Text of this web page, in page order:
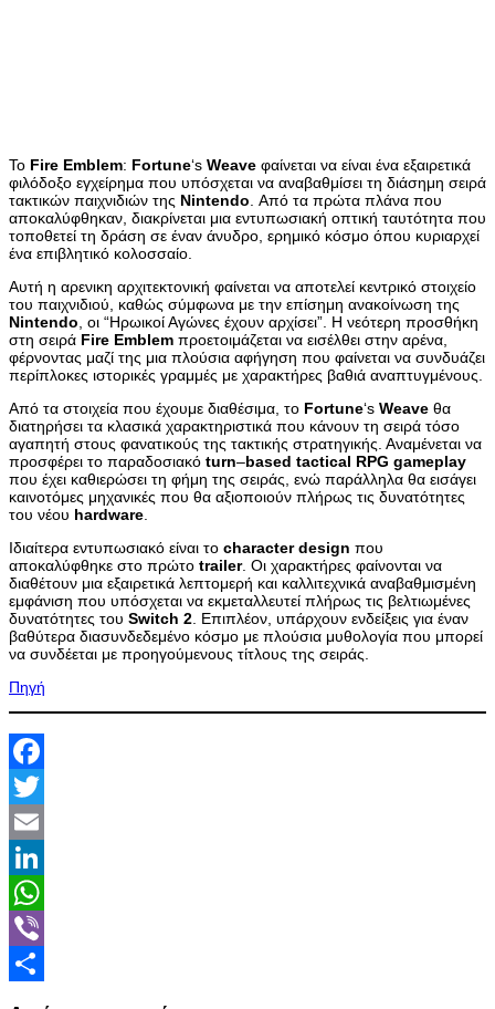
Το Fire Emblem: Fortune‘s Weave φαίνεται να είναι ένα εξαιρετικά
φιλόδοξο εγχείρημα που υπόσχεται να αναβαθμίσει τη διάσημη σειρά
τακτικών παιχνιδιών της Nintendo . Από τα πρώτα πλάνα που
αποκαλύφθηκαν, διακρίνεται μια εντυπωσιακή οπτική ταυτότητα που
τοποθετεί τη δράση σε έναν άνυδρο, ερημικό κόσμο όπου κυριαρχεί
ένα επιβλητικό κολοσσαίο.
Αυτή η αρενικη αρχιτεκτονική φαίνεται να αποτελεί κεντρικό στοιχείο
του παιχνιδιού, καθώς σύμφωνα με την επίσημη ανακοίνωση της
Nintendo , οι “Ηρωικοί Αγώνες έχουν αρχίσει”. Η νεότερη προσθήκη
στη σειρά Fire Emblem προετοιμάζεται να εισέλθει στην αρένα,
φέρνοντας μαζί της μια πλούσια αφήγηση που φαίνεται να συνδυάζει
περίπλοκες ιστορικές γραμμές με χαρακτήρες βαθιά αναπτυγμένους.
Από τα στοιχεία που έχουμε διαθέσιμα, το Fortune‘s Weave θα
διατηρήσει τα κλασικά χαρακτηριστικά που κάνουν τη σειρά τόσο
αγαπητή στους φανατικούς της τακτικής στρατηγικής. Αναμένεται να
προσφέρει το παραδοσιακό turn–based tactical RPG gameplay
που έχει καθιερώσει τη φήμη της σειράς, ενώ παράλληλα θα εισάγει
καινοτόμες μηχανικές που θα αξιοποιούν πλήρως τις δυνατότητες
του νέου hardware
Ιδιαίτερα εντυπωσιακό είναι το character design που
αποκαλύφθηκε στο πρώτο trailer. Οι χαρακτήρες φαίνονται να
διαθέτουν μια εξαιρετικά λεπτομερή και καλλιτεχνικά αναβαθμισμένη
εμφάνιση που υπόσχεται να εκμεταλλευτεί πλήρως τις βελτιωμένες
δυνατότητες του Switch 2 . Επιπλέον, υπάρχουν ενδείξεις για έναν
βαθύτερα διασυνδεδεμένο κόσμο με πλούσια μυθολογία που μπορεί
να συνδέεται με προηγούμενους τίτλους της σειράς.
Πηγή
Facebook
Twitter
Email
LinkedIn
WhatsApp
Viber